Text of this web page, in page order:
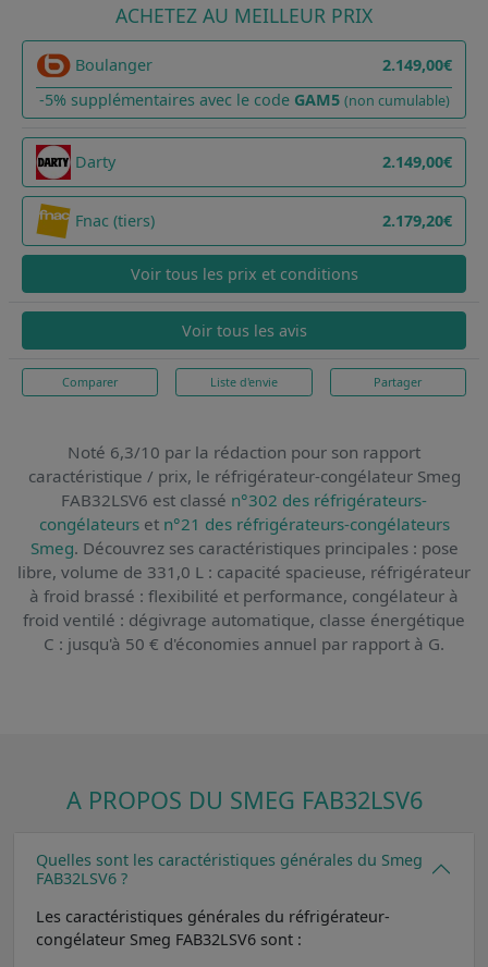
ACHETEZ AU MEILLEUR PRIX
Boulanger
2.149,00€
-5% supplémentaires avec le code GAM5 (non cumulable)
Darty 2.149,00€
Fnac (tiers) 2.179,20€
Voir tous les prix et conditions
Voir tous les avis
Comparer Liste d'envie Partager
Noté 6,3/10 par la rédaction pour son rapport
caractéristique / prix, le réfrigérateur-congélateur Smeg
FAB32LSV6 est classé n°302 des réfrigérateurs-
congélateurset n°21 des réfrigérateurs-congélateurs
Smeg. Découvrez ses caractéristiques principales : pose
libre, volume de 331,0 L : capacité spacieuse, réfrigérateur
à froid brassé : flexibilité et performance, congélateur à
froid ventilé : dégivrage automatique, classe énergétique
C : jusqu'à 50 € d'économies annuel par rapport à G.
A PROPOS DU SMEG FAB32LSV6
Quelles sont les caractéristiques générales du Smeg
FAB32LSV6 ?
Les caractéristiques générales du réfrigérateur-
congélateur Smeg FAB32LSV6 sont :